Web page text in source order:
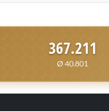
367.211
Ø 40.801